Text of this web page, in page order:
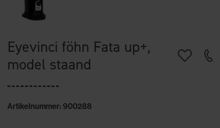
Eyevinci föhn Fata up+,
model staand
Artikelnummer: 900288